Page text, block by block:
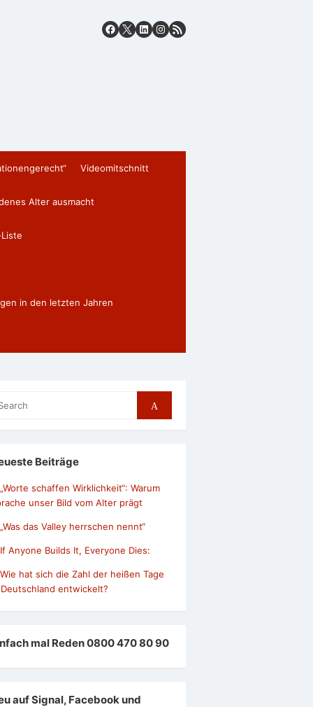
Videomitschnitt
Alter ausmacht
in den letzten Jahren
Search
Beiträge
„Worte schaffen Wirklichkeit“: Warum
unser Bild vom Alter prägt
„Was das Valley herrschen nennt“
If Anyone Builds It, Everyone Dies:
Wie hat sich die Zahl der heißen Tage
entwickelt?
mal Reden 0800 470 80 90
auf Signal, Facebook und